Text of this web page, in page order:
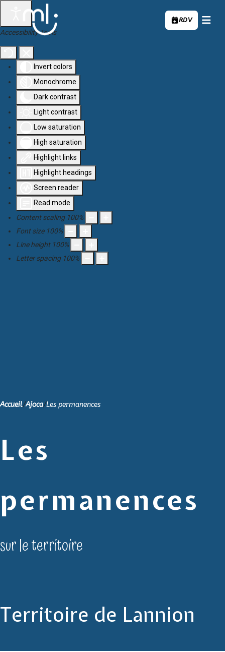
Aller au contenu principal
Accessibility Tools
Invert colors
Monochrome
Dark contrast
Light contrast
Low saturation
High saturation
Highlight links
Highlight headings
Screen reader
Read mode
Content scaling 100%
Font size 100%
Line height 100%
Letter spacing 100%
RDV
Accueil/Ajoca/Les permanences
Les
permanences
sur le territoire
Territoire de Lannion